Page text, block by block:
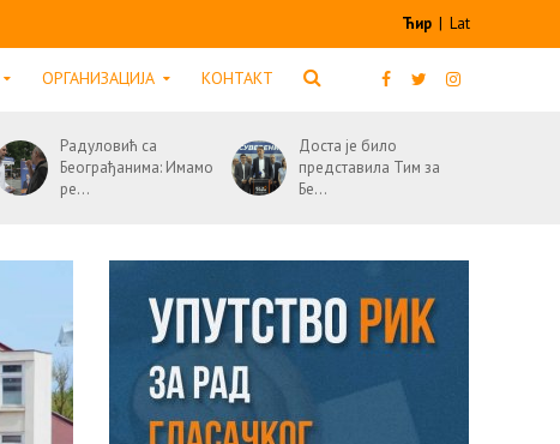
Ћир | Lat
ОРГАНИЗАЦИЈА КОНТАКТ
Радуловић са
Београђанима: Имамо
ре...
Доста је било
представила Тим за
Бе...